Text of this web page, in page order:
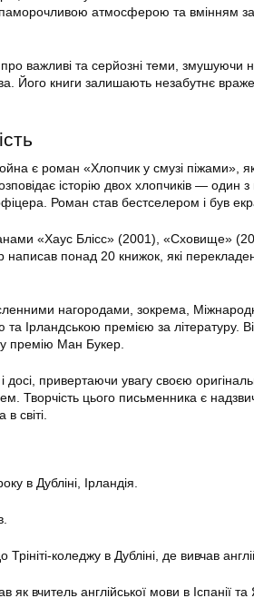
атмосферою та вмінням
важливі та серйозні теми, змушуючи
Його книги залишають незабутнє
є роман «Хлопчик у смузі піжами»,
історію двох хлопчиків — один
Роман став бестселером і був
«Хаус Блісс» (2001), «Сховище»
понад 20 книжок, які
нагородами, зокрема,
та Ірландською премією за літературу.
премію Ман Букер.
привертаючи увагу своєю
Творчість цього письменника є
світі.
в Дубліні, Ірландія.
коледжу в Дубліні, де вивчав
вчитель англійської мови в Іспанії та